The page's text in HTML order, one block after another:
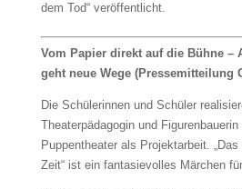
dem Tod“ veröffentlicht.
Vom Papier direkt auf die Bühne –
geht neue Wege (Pressemitteilung
Die Schülerinnen und Schüler
Theaterpädagogin und
Puppentheater als Projektarbeit.
Zeit“ ist ein fantasievolles Märchen